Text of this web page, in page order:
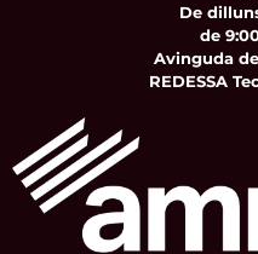
De
de
Avinguda
REDESSA